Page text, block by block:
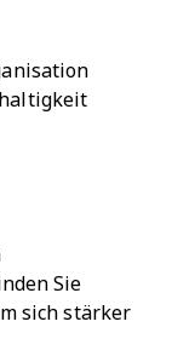
Sie
sich stärker